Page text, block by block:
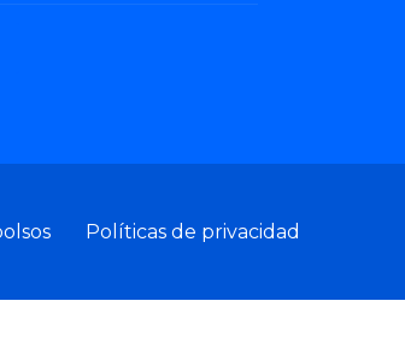
Políticas de privacidad